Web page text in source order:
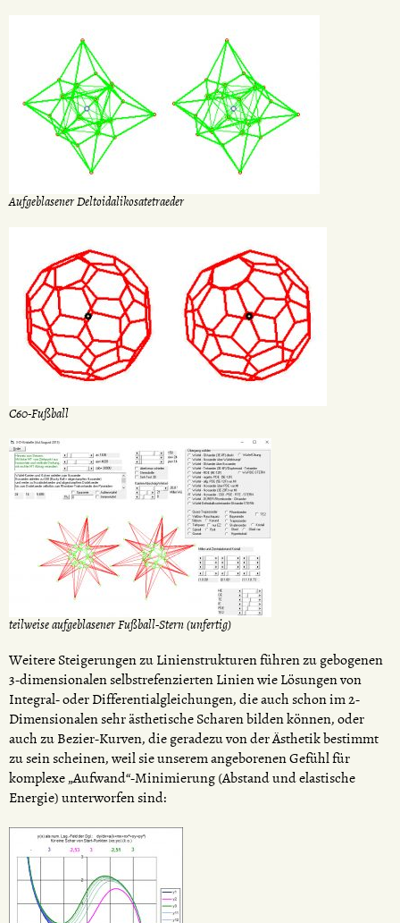
Aufgeblasener Deltoidalikosatetraeder
C60-Fußball
teilweise aufgeblasener Fußball-Stern (unfertig)
Weitere Steigerungen zu Linienstrukturen führen zu gebogenen
3-dimensionalen selbstrefenzierten Linien wie Lösungen von
Integral- oder Differentialgleichungen, die auch schon im 2-
Dimensionalen sehr ästhetische Scharen bilden können, oder
auch zu Bezier-Kurven, die geradezu von der Ästhetik bestimmt
zu sein scheinen, weil sie unserem angeborenen Gefühl für
komplexe „Aufwand“-Minimierung (Abstand und elastische
Energie) unterworfen sind: